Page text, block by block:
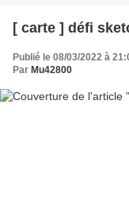
[ carte ] défi
Publié le 08/03/2022 à
Par Mu42800